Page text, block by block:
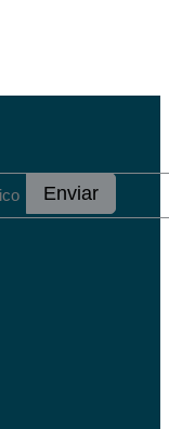
Enviar